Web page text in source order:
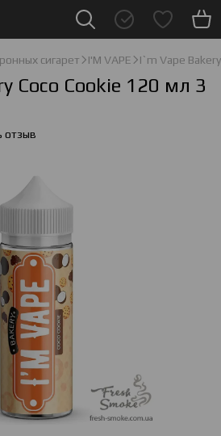
сигарет I'М VAPE I`m Vape
Coco Cookie 120 мл 3
отзыв